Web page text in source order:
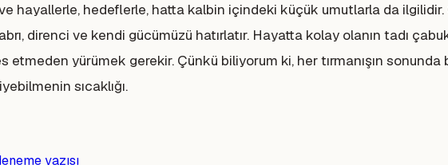
hayallerle, hedeflerle, hatta kalbin içindeki küçük umutlarla da
direnci ve kendi gücümüzü hatırlatır. Hayatta kolay olanın tadı
etmeden yürümek gerekir. Çünkü biliyorum ki, her tırmanışın
sıcaklığı.
yazısı